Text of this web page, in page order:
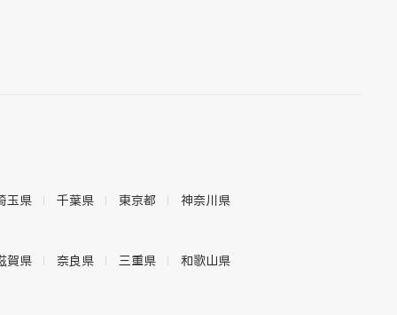
玉県 千葉県 東京都 神奈川県
賀県 奈良県 三重県 和歌山県